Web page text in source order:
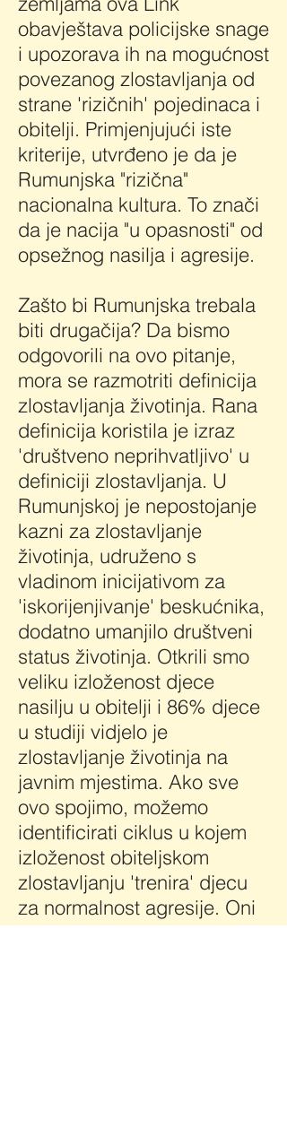
obavještava policijske snage
i upozorava ih na mogućnost
povezanog zlostavljanja od
strane 'rizičnih' pojedinaca i
obitelji. Primjenjujući iste
kriterije, utvrđeno je da je
Rumunjska "rizična"
nacionalna kultura. To znači
da je nacija "u opasnosti" od
opsežnog nasilja i agresije.
Zašto bi Rumunjska trebala
biti drugačija? Da bismo
odgovorili na ovo pitanje,
mora se razmotriti definicija
zlostavljanja životinja. Rana
definicija koristila je izraz
'društveno neprihvatljivo' u
definiciji zlostavljanja. U
Rumunjskoj je nepostojanje
kazni za zlostavljanje
životinja, udruženo s
vladinom inicijativom za
'iskorijenjivanje' beskućnika,
dodatno umanjilo društveni
status životinja. Otkrili smo
veliku izloženost djece
nasilju u obitelji i 86% djece
u studiji vidjelo je
zlostavljanje životinja na
javnim mjestima. Ako sve
ovo spojimo, možemo
identificirati ciklus u kojem
izloženost obiteljskom
zlostavljanju 'trenira' djecu
za normalnost agresije. Oni
to onda nastoje provesti